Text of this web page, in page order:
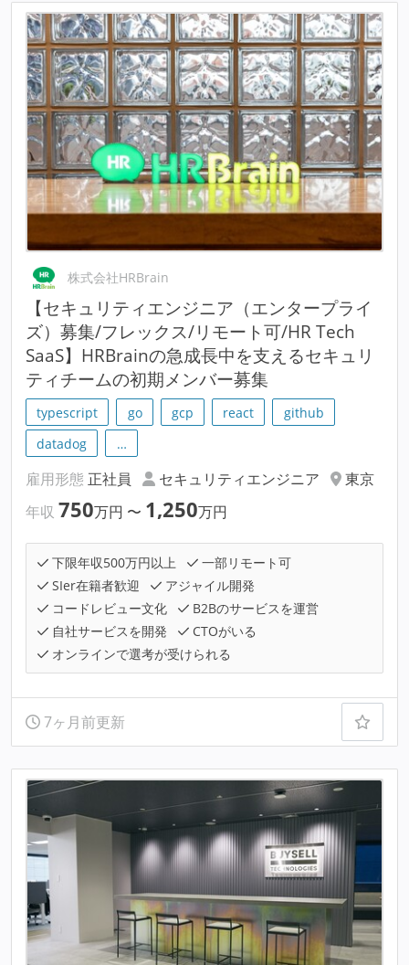
株式会社HRBrain
【セキュリティエンジニア（エンタープライ
ズ）募集/フレックス/リモート可/HR Tech
SaaS】HRBrainの急成長中を支えるセキュリ
ティチームの初期メンバー募集
typescript go gcp react
github
datadog
…
雇用形態 正社員 セキュリティエンジニア
東京
年収 750万円 〜 1,250万円
下限年収500万円以上
一部リモート可
SIer在籍者歓迎
アジャイル開発
コードレビュー文化
B2Bのサービスを運営
自社サービスを開発
CTOがいる
オンラインで選考が受けられる
7ヶ月前更新